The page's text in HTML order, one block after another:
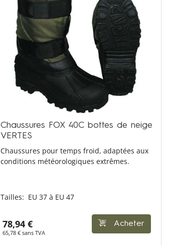
Chaussures FOX 40C bottes de neige
VERTES
Chaussures pour temps froid, adaptées aux
conditions météorologiques extrêmes.
Tailles: EU 37 à EU 47
78,94 €
65,78 € sans TVA
Acheter